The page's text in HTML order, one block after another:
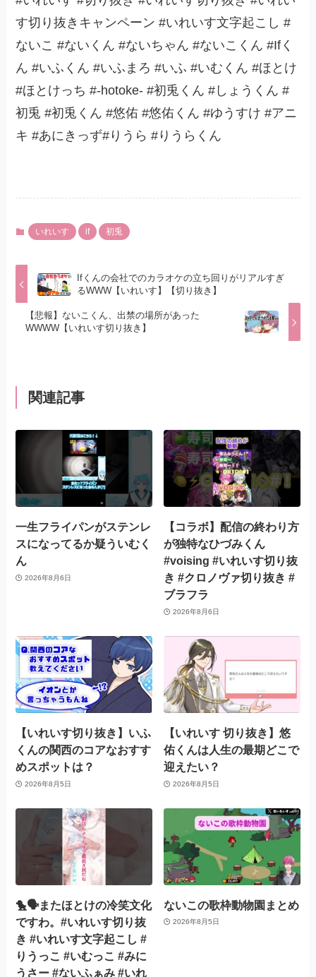
す切り抜きキャンペーン #いれいす文字起こし #
ないこ #ないくん #ないちゃん #ないこくん #Ifく
ん #いふくん #いふまろ #いふ #いむくん #ほとけ
#ほとけっち #-hotoke- #初兎くん #しょうくん #
初兎 #初兎くん #悠佑 #悠佑くん #ゆうすけ #アニ
キ #あにきっず#りうら #りうらくん
いれいす if 初兎
Ifくんの会社でのカラオケの立ち回りがリアルすぎ
るWWW【いれいす】【切り抜き】
【悲報】ないこくん、出禁の場所があった
WWWW【いれいす切り抜き】
関連記事
一生フライパンがステンレ
スになってるか疑ういむく
ん
2026年8月6日
【コラボ】配信の終わり方
が独特なひづみくん
#voising #いれいす切り抜
き #クロノヴァ切り抜き #
ブラフラ
2026年8月6日
【いれいす切り抜き】いふ
くんの関西のコアなおすす
めスポットは？
2026年8月5日
【いれいす 切り抜き】悠
佑くんは人生の最期どこで
迎えたい？
2026年8月5日
🐤🗣️またほとけの冷笑文化
ですわ。#いれいす切り抜
き #いれいす文字起こし #
りうっこ #いむっこ #みに
うさー #ないふぁみ #いれ
ないこの歌枠動物園まとめ
2026年8月5日